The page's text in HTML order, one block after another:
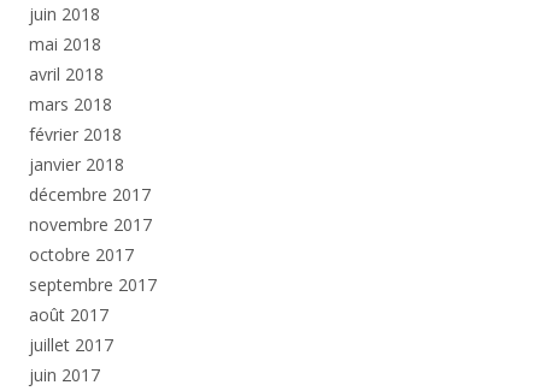
juin 2018
mai 2018
avril 2018
mars 2018
février 2018
janvier 2018
décembre 2017
novembre 2017
octobre 2017
septembre 2017
août 2017
juillet 2017
juin 2017